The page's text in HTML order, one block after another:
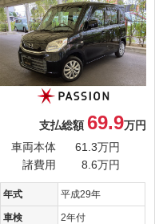
支払総額 69.9万円
車両本体
61.3万円
諸費用
8.6万円
年式 平成29年
車検 2年付